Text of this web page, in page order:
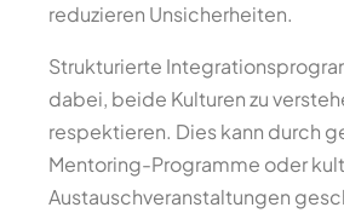
reduzieren Unsicherheiten.
Strukturierte
dabei, beide Kulturen zu
respektieren. Dies kann durch
Mentoring-Programme oder
Austauschveranstaltungen